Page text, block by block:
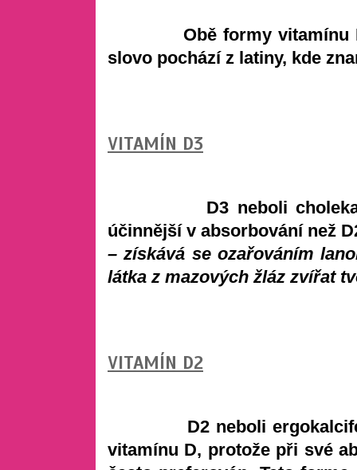
Obě formy vitamínu D
slovo pochází z latiny, kde
VITAMÍN D3
D3 neboli
účinnější v absorbování než
– získává se ozařováním
látka z mazových žláz zvířat
VITAMÍN D2
D2 neboli ergokalciferol
vitamínu D, protože při své